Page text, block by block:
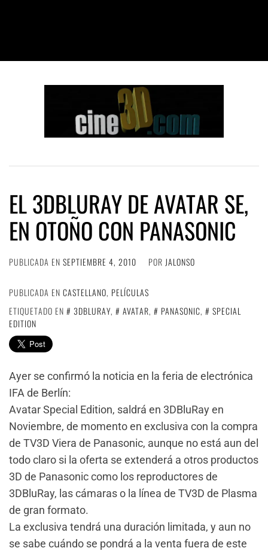
EL 3DBLURAY DE AVATAR SE,
EN OTOÑO CON PANASONIC
PUBLICADA EN SEPTIEMBRE 4, 2010 POR JALONSO
PUBLICADA EN CASTELLANO, PELÍCULAS
ETIQUETADO EN
3DBLURAY, AVATAR, PANASONIC,
SPECIAL
EDITION
Ayer se confirmó la noticia en la feria de electrónica
IFA de Berlín:
Avatar Special Edition, saldrá en 3DBluRay en
Noviembre, de momento en exclusiva con la compra
de TV3D Viera de Panasonic, aunque no está aun del
todo claro si la oferta se extenderá a otros productos
3D de Panasonic como los reproductores de
3DBluRay, las cámaras o la línea de TV3D de Plasma
de gran formato.
La exclusiva tendrá una duración limitada, y aun no
se sabe cuándo se pondrá a la venta fuera de este